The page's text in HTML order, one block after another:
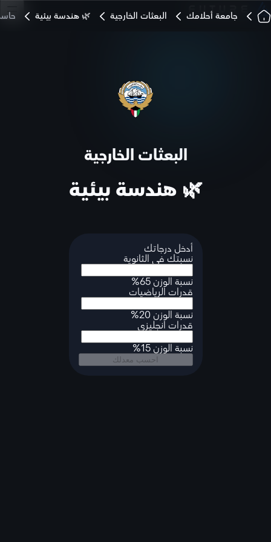
جامعة أحلامك البعثات الخارجية 🌿 هندسة بيئية
البعثات الخارجية
🌿 هندسة بيئية
أدخل درجاتك
نسبتك في الثانوية
نسبة الوزن 65%
قدرات الرياضيات
نسبة الوزن 20%
قدرات انجليزي
نسبة الوزن 15%
احسب معدلك